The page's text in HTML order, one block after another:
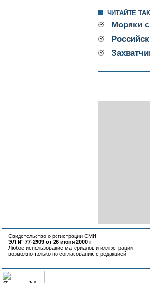
ЧИТАЙТЕ
Моряки
Свидетельство о регистрации СМИ:
ЭЛ N° 77-2909 от 26 июня 2000 г
Любое использование материалов и иллюстраций
возможно только по согласованию с редакцией